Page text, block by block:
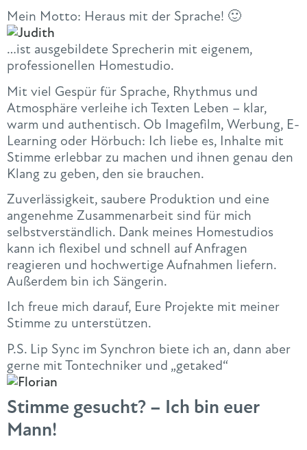
Mein Motto: Heraus mit der Sprache! 🙂
…ist ausgebildete Sprecherin mit eigenem,
professionellen Homestudio.
Mit viel Gespür für Sprache, Rhythmus und
Atmosphäre verleihe ich Texten Leben – klar,
warm und authentisch. Ob Imagefilm, Werbung, E-
Learning oder Hörbuch: Ich liebe es, Inhalte mit
Stimme erlebbar zu machen und ihnen genau den
Klang zu geben, den sie brauchen.
Zuverlässigkeit, saubere Produktion und eine
angenehme Zusammenarbeit sind für mich
selbstverständlich. Dank meines Homestudios
kann ich flexibel und schnell auf Anfragen
reagieren und hochwertige Aufnahmen liefern.
Außerdem bin ich Sängerin.
Ich freue mich darauf, Eure Projekte mit meiner
Stimme zu unterstützen.
P.S. Lip Sync im Synchron biete ich an, dann aber
gerne mit Tontechniker und „getaked“
Stimme gesucht? – Ich bin euer
Mann!